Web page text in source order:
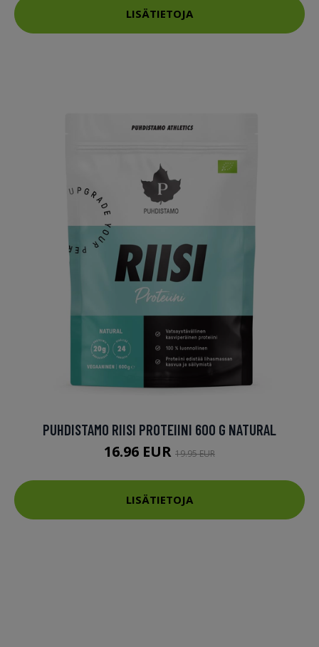
LISÄTIETOJA
PUHDISTAMO RIISI PROTEIINI 600 G NATURAL
16.96 EUR 19.95 EUR
LISÄTIETOJA